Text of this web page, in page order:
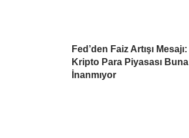
Fed’den Faiz Artışı Mesajı:
Kripto Para Piyasası Buna
İnanmıyor